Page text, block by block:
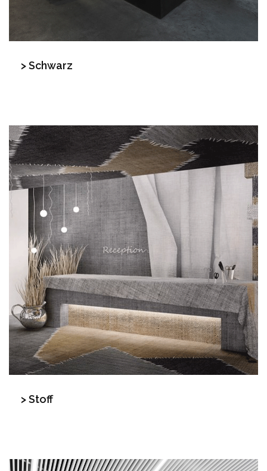
> Schwarz
> Stoff